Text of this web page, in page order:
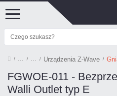
Urządzenia Z-Wave
FGWOE-011 -
Walli Outlet typ E